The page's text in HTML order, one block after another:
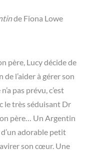
de Fiona Lowe
père, Lucy décide de
l’aider à gérer son
pas prévu, c’est
le très séduisant Dr
père… Un Argentin
adorable petit
son cœur. Une